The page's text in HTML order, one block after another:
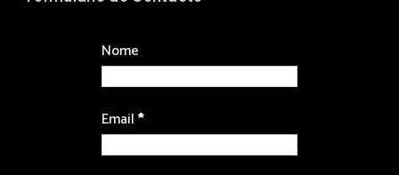
Nome
Email*